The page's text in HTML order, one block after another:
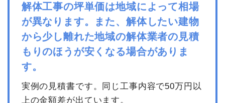
解体工事の坪単価は地域によって相場
が異なります。また、解体したい建物
から少し離れた地域の解体業者の見積
もりのほうが安くなる場合がありま
す。
実例の見積書です。同じ工事内容で50万円以
上の金額差が出ています。